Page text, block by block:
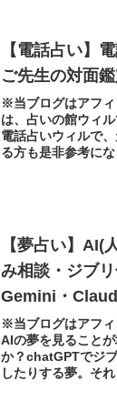
【電話占い】
ご先生の対面
※当ブログはアフィ
は、占いの館ウィ
電話占いウィルで
る方も是非参考に
【夢占い】AI(
み相談・ジブ
Gemini・
※当ブログはアフ
AIの夢を見ること
か？chatGPTでジ
したりする夢。そ